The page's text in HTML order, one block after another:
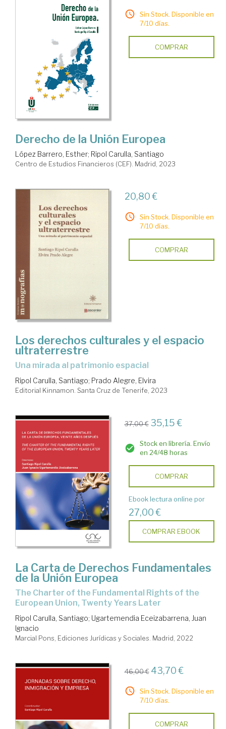
Sin Stock. Disponible en
7/10 días.
COMPRAR
Derecho de la Unión Europea
López Barrero, Esther; Ripol Carulla, Santiago
Centro de Estudios Financieros (CEF). Madrid, 2023
20,80 €
Sin Stock. Disponible en
7/10 días.
COMPRAR
Los derechos culturales y el espacio
ultraterrestre
una mirada al patrimonio espacial
Ripol Carulla, Santiago; Prado Alegre, Elvira
Editorial Kinnamon. Santa Cruz de Tenerife, 2023
37,00 € 35,15 €
Stock en librería. Envío
en 24/48 horas
COMPRAR
Ebook lectura online por
27,00 €
COMPRAR EBOOK
La Carta de Derechos Fundamentales
de la Unión Europea
The Charter of the Fundamental Rights of the
European Union, Twenty Years Later
Ripol Carulla, Santiago; Ugartemendia Eceizabarrena, Juan
Ignacio
Marcial Pons, Ediciones Jurídicas y Sociales. Madrid, 2022
46,00 € 43,70 €
Sin Stock. Disponible en
7/10 días.
COMPRAR